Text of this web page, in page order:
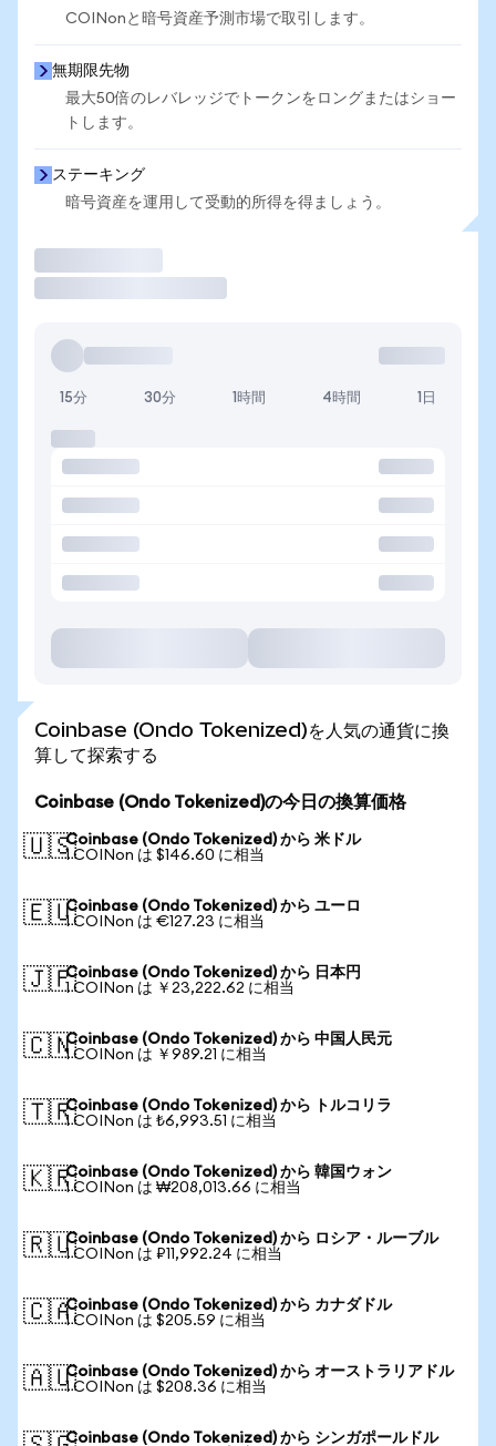
COINonと暗号資産予測市場で取引します。
無期限先物
最大50倍のレバレッジでトークンをロングまたはショー
トします。
ステーキング
暗号資産を運用して受動的所得を得ましょう。
15分 30分 1時間 4時間 1日
Coinbase (Ondo Tokenized)を人気の通貨に換
算して探索する
Coinbase (Ondo Tokenized)の今日の換算価格
🇺🇸Coinbase (Ondo Tokenized) から 米ドル
1 COINon は $146.60 に相当
🇪🇺Coinbase (Ondo Tokenized) から ユーロ
1 COINon は €127.23 に相当
🇯🇵Coinbase (Ondo Tokenized) から 日本円
1 COINon は ￥23,222.62 に相当
🇨🇳Coinbase (Ondo Tokenized) から 中国人民元
1 COINon は ￥989.21 に相当
🇹🇷Coinbase (Ondo Tokenized) から トルコリラ
1 COINon は ₺6,993.51 に相当
🇰🇷Coinbase (Ondo Tokenized) から 韓国ウォン
1 COINon は ₩208,013.66 に相当
🇷🇺Coinbase (Ondo Tokenized) から ロシア・ルーブル
1 COINon は ₽11,992.24 に相当
🇨🇦Coinbase (Ondo Tokenized) から カナダドル
1 COINon は $205.59 に相当
🇦🇺Coinbase (Ondo Tokenized) から オーストラリアドル
1 COINon は $208.36 に相当
Coinbase (Ondo Tokenized) から シンガポールドル